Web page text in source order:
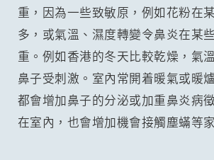
重，因為一些致敏原，例如花粉在
多，或氣溫、濕度轉變令鼻炎在某
重。例如香港的冬天比較乾燥，氣
鼻子受刺激。室內常開着暖氣或暖
都會增加鼻子的分泌或加重鼻炎病
在室內，也會增加機會接觸塵蟎等